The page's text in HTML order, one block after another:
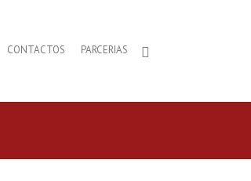
CONTACTOS PARCERIAS